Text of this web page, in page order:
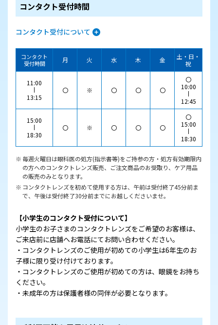
コンタクト受付時間
コンタクト受付について
コンタクト
受付時間
月 火 水 木 金
土・日・
祝
11:00
13:15
〇 ※ 〇 〇 〇
〇
10:00
12:45
15:00
18:30
〇 ※ 〇 〇 〇
〇
15:00
18:30
毎週火曜日は眼科医の処方(指示書等)をご持参の方・処方有効期限内
の方へのコンタクトレンズ販売、ご注文商品のお受取り、ケア用品
の販売のみとなります。
コンタクトレンズを初めて使用する方は、午前は受付終了45分前ま
で、午後は受付終了30分前までにお越しくださいませ。
【小学生のコンタクト受付について】
小学生のお子さまのコンタクトレンズをご希望のお客様は、
ご来店前に店舗へお電話にてお問い合わせください。
・コンタクトレンズのご使用が初めての小学生は6年生のお
子様に限り受け付けております。
・コンタクトレンズのご使用が初めての方は、眼鏡をお持ち
ください。
・未成年の方は保護者様の同伴が必要となります。